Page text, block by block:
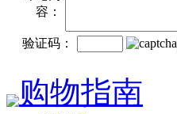
容：
验证码：
购物指南